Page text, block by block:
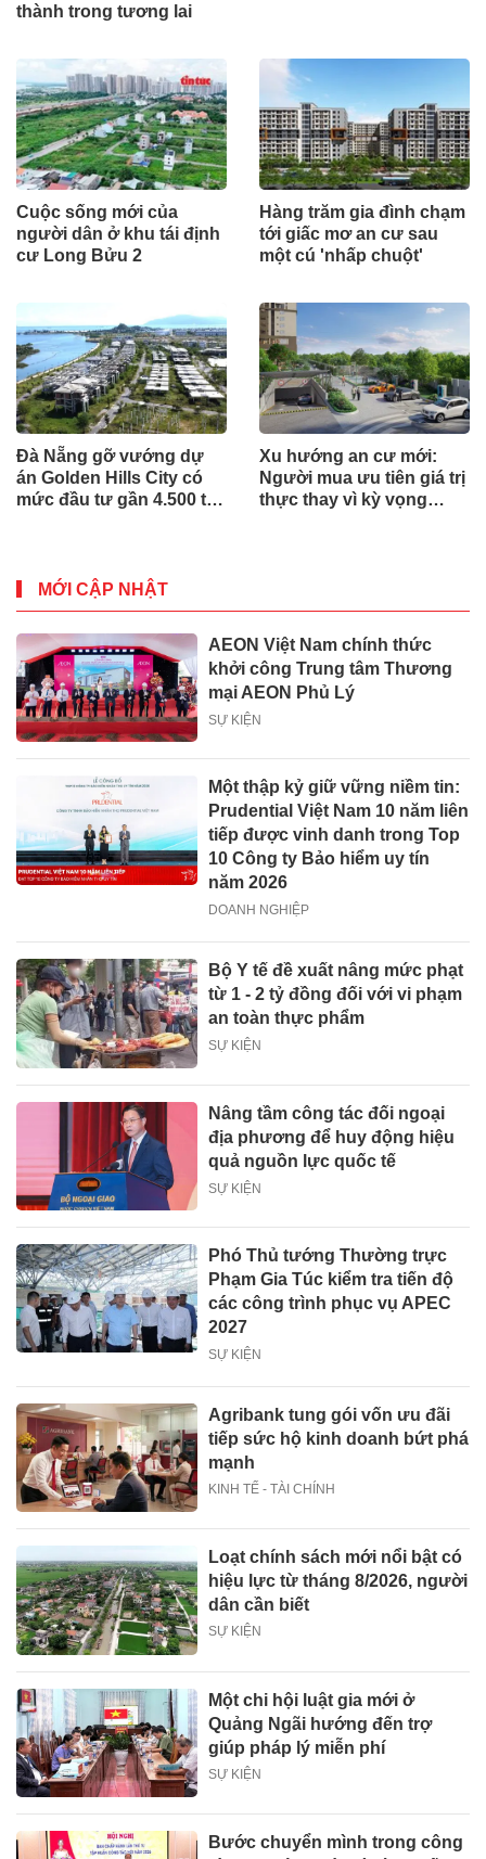
thành trong tương lai
Cuộc sống mới của
người dân ở khu tái định
cư Long Bửu 2
Hàng trăm gia đình chạm
tới giấc mơ an cư sau
một cú 'nhấp chuột'
Đà Nẵng gỡ vướng dự
án Golden Hills City có
mức đầu tư gần 4.500 tỷ
Xu hướng an cư mới:
Người mua ưu tiên giá trị
thực thay vì kỳ vọng
MỚI CẬP NHẬT
AEON Việt Nam chính thức
khởi công Trung tâm Thương
mại AEON Phủ Lý
SỰ KIỆN
Một thập kỷ giữ vững niềm tin:
Prudential Việt Nam 10 năm liên
tiếp được vinh danh trong Top
10 Công ty Bảo hiểm uy tín
năm 2026
DOANH NGHIỆP
Bộ Y tế đề xuất nâng mức phạt
từ 1 - 2 tỷ đồng đối với vi phạm
an toàn thực phẩm
SỰ KIỆN
Nâng tầm công tác đối ngoại
địa phương để huy động hiệu
quả nguồn lực quốc tế
SỰ KIỆN
Phó Thủ tướng Thường trực
Phạm Gia Túc kiểm tra tiến độ
các công trình phục vụ APEC
2027
SỰ KIỆN
Agribank tung gói vốn ưu đãi
tiếp sức hộ kinh doanh bứt phá
mạnh
KINH TẾ - TÀI CHÍNH
Loạt chính sách mới nổi bật có
hiệu lực từ tháng 8/2026, người
dân cần biết
SỰ KIỆN
Một chi hội luật gia mới ở
Quảng Ngãi hướng đến trợ
giúp pháp lý miễn phí
SỰ KIỆN
Bước chuyển mình trong công